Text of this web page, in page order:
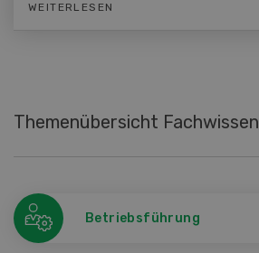
WEITERLESEN
Themenübersicht Fachwissen
Betriebsführung